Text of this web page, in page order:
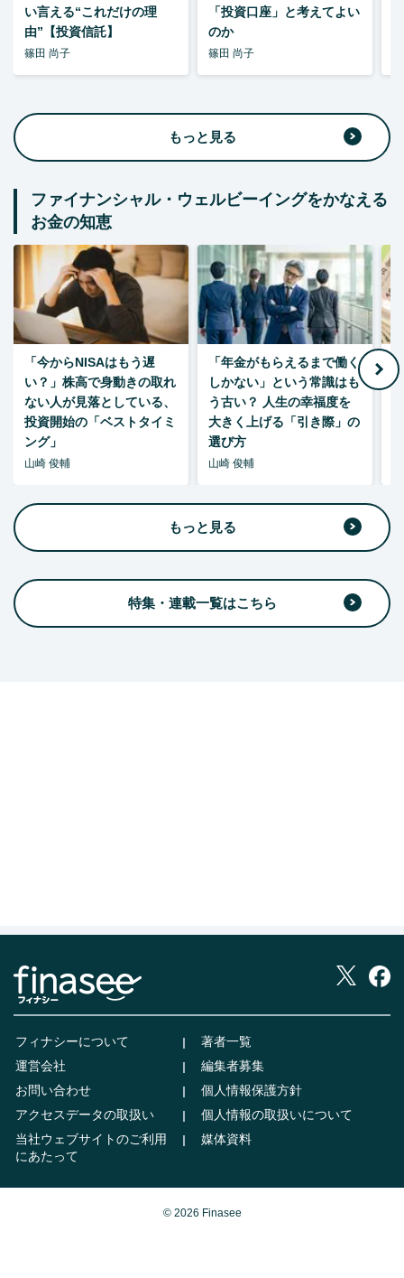
い言える“これだけの理
由”【投資信託】
篠田 尚子
「投資口座」と考えてよい
のか
篠田 尚子
もっと見る
ファイナンシャル・ウェルビーイングをかなえる
お金の知恵
「今からNISAはもう遅
い？」株高で身動きの取れ
ない人が見落としている、
投資開始の「ベストタイミ
ング」
山崎 俊輔
「年金がもらえるまで働く
しかない」という常識はも
う古い？ 人生の幸福度を
大きく上げる「引き際」の
選び方
山崎 俊輔
もっと見る
特集・連載一覧はこちら
フィナシーについて
著者一覧
運営会社
編集者募集
お問い合わせ
個人情報保護方針
アクセスデータの取扱い
個人情報の取扱いについて
当社ウェブサイトのご利用
にあたって
媒体資料
© 2026 Finasee